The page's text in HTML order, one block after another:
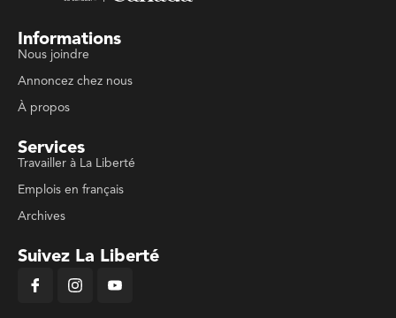
Informations
Nous joindre
Annoncez chez nous
À propos
Services
Travailler à La Liberté
Emplois en français
Archives
Suivez La Liberté